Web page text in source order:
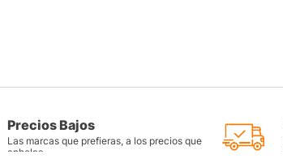
Precios Bajos
Las marcas que prefieras, a los precios que
anhelas